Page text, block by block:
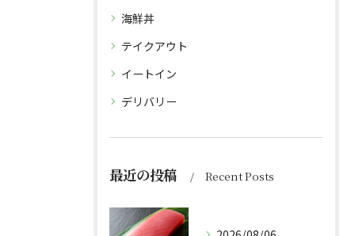
海鮮丼
テイクアウト
イートイン
デリバリー
最近の投稿 Recent Posts